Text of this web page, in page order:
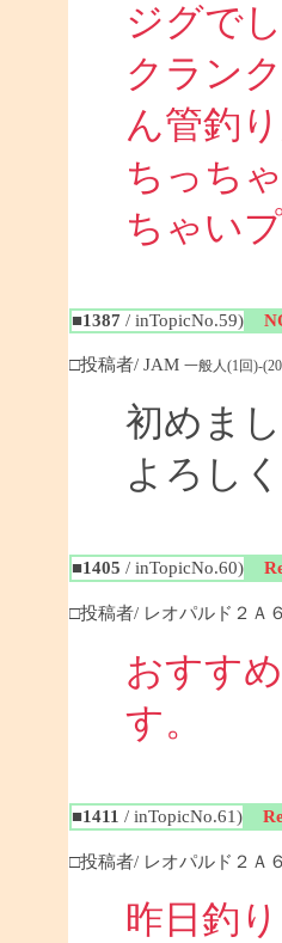
ジグでし
クラン
ん管釣
ちっち
ちゃい
■1387 / inTopicNo.59)
□投稿者/ JAM 一般人(1回)-
初めま
よろし
■1405 / inTopicNo.60)
□投稿者/ レオパルド２Ａ６
おすす
■1411 / inTopicNo.61)
□投稿者/ レオパルド２Ａ６
昨日釣